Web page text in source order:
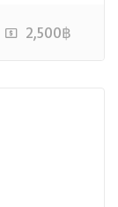
2,500฿